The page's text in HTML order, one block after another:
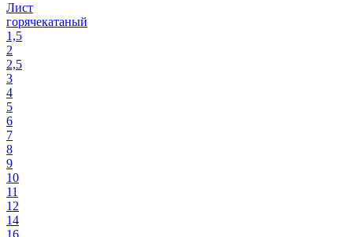
Лист
горячекатаный
1,5
2
2,5
3
4
5
6
7
8
9
10
11
12
14
16